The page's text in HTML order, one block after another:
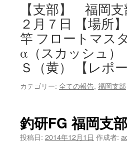
【支部】 福岡
２月７日 【場所
竿 フロートマ
α（スカッシ
Ｓ（黄） 【レポ
カテゴリー: 全ての報告, 福岡支部
釣研FG 福岡支
投稿日: 2014年12月1日 作成者: